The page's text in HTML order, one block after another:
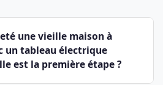
une vieille maison à
un tableau électrique
est la première étape ?